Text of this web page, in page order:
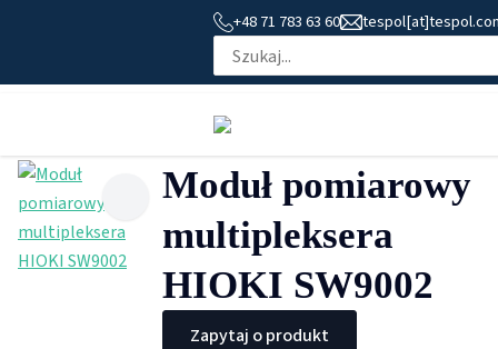
+48 71 783 63 60
Moduł pomiarowy
multipleksera
HIOKI SW9002
Zapytaj o produkt